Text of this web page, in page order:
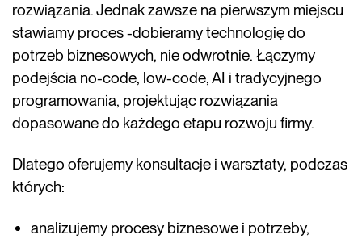
rozwiązania. Jednak zawsze na pierwszym miejscu
stawiamy proces -dobieramy technologię do
potrzeb biznesowych, nie odwrotnie. Łączymy
podejścia no-code, low-code, AI i tradycyjnego
programowania, projektując rozwiązania
dopasowane do każdego etapu rozwoju firmy.
Dlatego oferujemy konsultacje i warsztaty, podczas
których:
analizujemy procesy biznesowe i potrzeby,